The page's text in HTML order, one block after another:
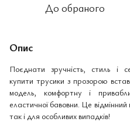
До обраного
Опис
Поєднати зручність, стиль і
купити трусики з прозорою
модель, комфортну і
еластичної бавовни. Це
так і для особливих випадків!